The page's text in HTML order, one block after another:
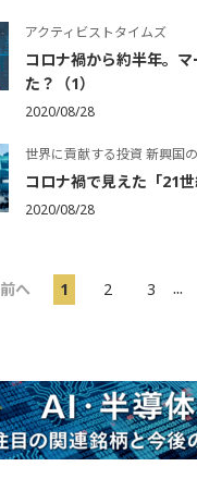
アクティビストタイムズ
コロナ禍から約半年。
た？（1）
2020/08/28
世界に貢献する投資 新興国
コロナ禍で見えた「21世
2020/08/28
前へ 1 2 3 ...